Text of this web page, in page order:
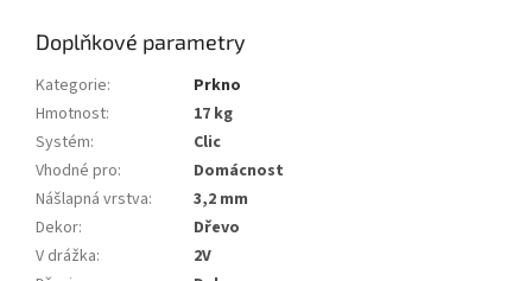
Doplňkové parametry
Kategorie:
Prkno
Hmotnost:
17 kg
Systém:
Clic
Vhodné pro:
Domácnost
Nášlapná vrstva:
3,2 mm
Dekor:
Dřevo
V drážka:
2V